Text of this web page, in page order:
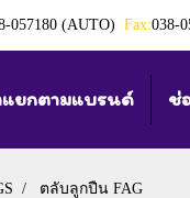
057180 (AUTO) Fax:038-
ยกตามแบรนด์ ช่
ตลับลูกปืน FAG